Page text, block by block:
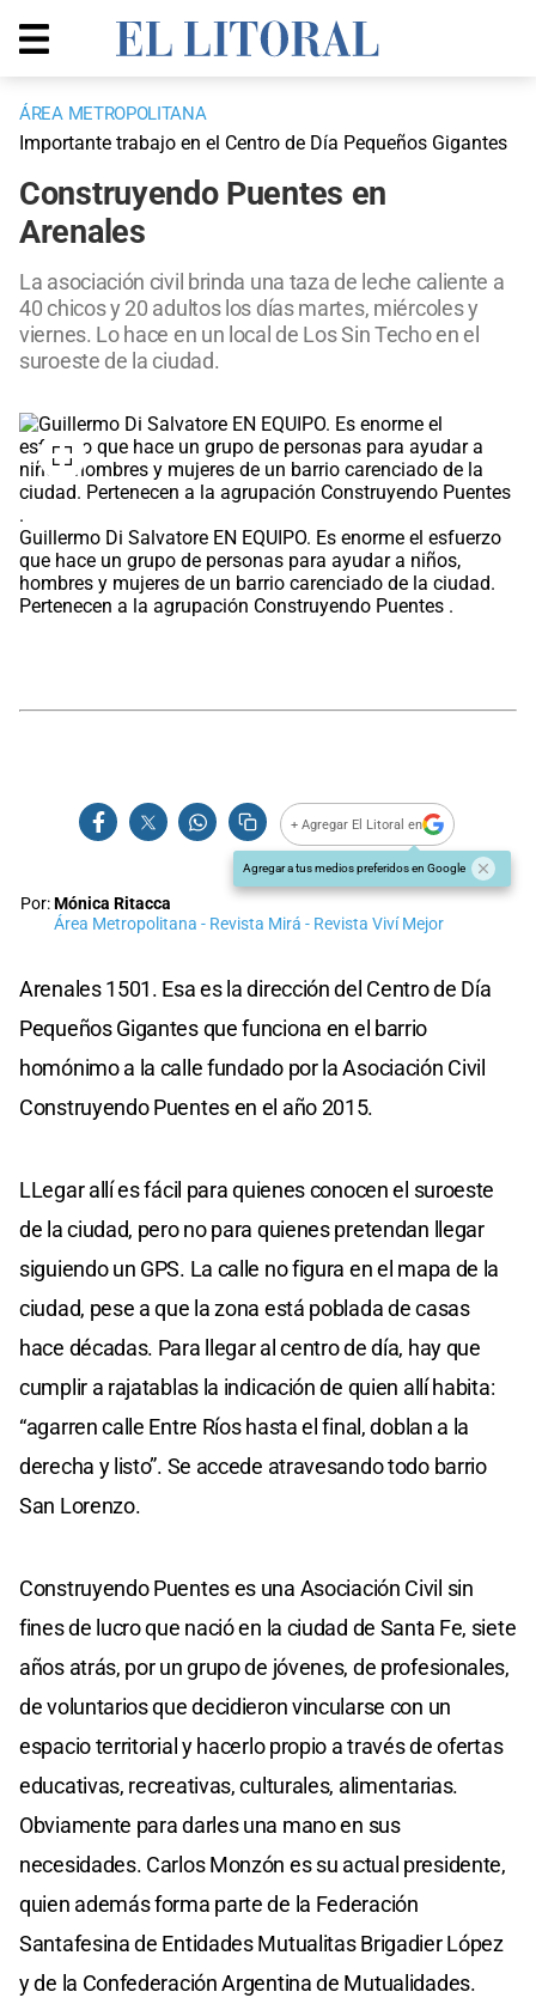
ÁREA METROPOLITANA
Importante trabajo en el Centro de Día Pequeños Gigantes
Construyendo Puentes en
Arenales
La asociación civil brinda una taza de leche caliente a
40 chicos y 20 adultos los días martes, miércoles y
viernes. Lo hace en un local de Los Sin Techo en el
suroeste de la ciudad.
Guillermo Di Salvatore EN EQUIPO. Es enorme el esfuerzo
que hace un grupo de personas para ayudar a niños,
hombres y mujeres de un barrio carenciado de la ciudad.
Pertenecen a la agrupación Construyendo Puentes .
+ Agregar El Litoral en
Agregar a tus medios preferidos en Google
Por:Mónica Ritacca
Área Metropolitana - Revista Mirá - Revista Viví Mejor
Arenales 1501. Esa es la dirección del Centro de Día
Pequeños Gigantes que funciona en el barrio
homónimo a la calle fundado por la Asociación Civil
Construyendo Puentes en el año 2015.
LLegar allí es fácil para quienes conocen el suroeste
de la ciudad, pero no para quienes pretendan llegar
siguiendo un GPS. La calle no figura en el mapa de la
ciudad, pese a que la zona está poblada de casas
hace décadas. Para llegar al centro de día, hay que
cumplir a rajatablas la indicación de quien allí habita:
“agarren calle Entre Ríos hasta el final, doblan a la
derecha y listo”. Se accede atravesando todo barrio
San Lorenzo.
Construyendo Puentes es una Asociación Civil sin
fines de lucro que nació en la ciudad de Santa Fe, siete
años atrás, por un grupo de jóvenes, de profesionales,
de voluntarios que decidieron vincularse con un
espacio territorial y hacerlo propio a través de ofertas
educativas, recreativas, culturales, alimentarias.
Obviamente para darles una mano en sus
necesidades. Carlos Monzón es su actual presidente,
quien además forma parte de la Federación
Santafesina de Entidades Mutualitas Brigadier López
y de la Confederación Argentina de Mutualidades.